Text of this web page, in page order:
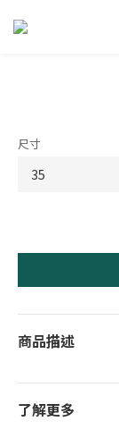
尺寸
商品描述
了解更多